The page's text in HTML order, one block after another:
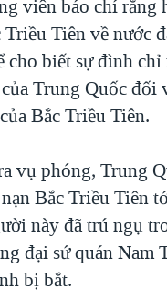
viên báo chí rằng
Tiên về nước
cho biết sự đình chỉ
Trung Quốc đối
Bắc Triều Tiên.
vụ phóng, Trung
Bắc Triều Tiên
này đã trú ngụ
đại sứ quán Nam
bị bắt.